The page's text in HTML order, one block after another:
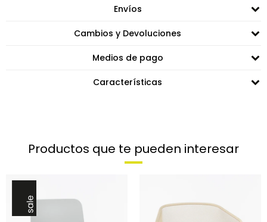
Envíos
Cambios y Devoluciones
Medios de pago
Características
Productos que te pueden interesar